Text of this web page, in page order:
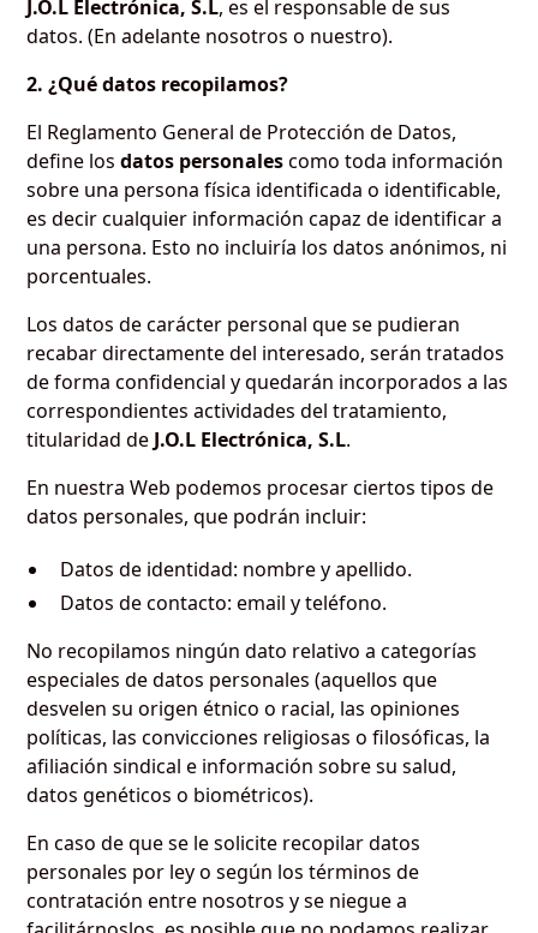
J.O.L Electrónica, S.L, es el responsable de sus
datos. (En adelante nosotros o nuestro).
2. ¿Qué datos recopilamos?
El Reglamento General de Protección de Datos,
define losdatos personalescomo toda información
sobre una persona física identificada o identificable,
es decir cualquier información capaz de identificar a
una persona. Esto no incluiría los datos anónimos, ni
porcentuales.
Los datos de carácter personal que se pudieran
recabar directamente del interesado, serán tratados
de forma confidencial y quedarán incorporados a las
correspondientes actividades del tratamiento,
titularidad de J.O.L Electrónica, S.L.
En nuestra Web podemos procesar ciertos tipos de
datos personales, que podrán incluir:
Datos de identidad: nombre y apellido.
Datos de contacto: email y teléfono.
No recopilamos ningún dato relativo a categorías
especiales de datos personales (aquellos que
desvelen su origen étnico o racial, las opiniones
políticas, las convicciones religiosas o filosóficas, la
afiliación sindical e información sobre su salud,
datos genéticos o biométricos).
En caso de que se le solicite recopilar datos
personales por ley o según los términos de
contratación entre nosotros y se niegue a